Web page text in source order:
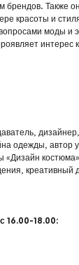
брендов. Также
красоты и
моды и
интерес
одежды, автор
костюма»
креативный
16.00-18.00: